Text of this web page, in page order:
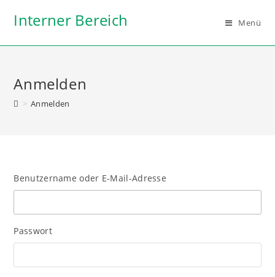
Interner Bereich Menü
Anmelden
> Anmelden
Benutzername oder E-Mail-Adresse
Passwort